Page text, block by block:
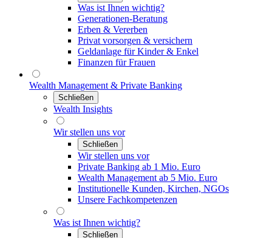
Was ist Ihnen wichtig?
Generationen-Beratung
Erben & Vererben
Privat vorsorgen & versichern
Geldanlage für Kinder & Enkel
Finanzen für Frauen
Wealth Management & Private Banking
Schließen
Wealth Insights
Wir stellen uns vor
Schließen
Wir stellen uns vor
Private Banking ab 1 Mio. Euro
Wealth Management ab 5 Mio. Euro
Institutionelle Kunden, Kirchen, NGOs
Unsere Fachkompetenzen
Was ist Ihnen wichtig?
Schließen